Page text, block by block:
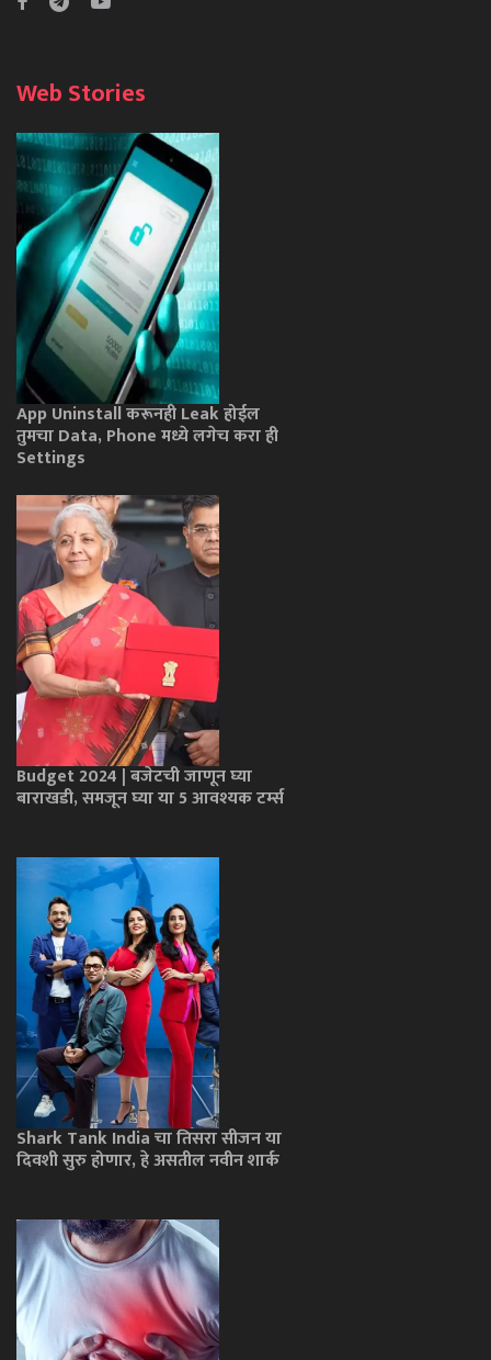
Web Stories
App Uninstall करूनही Leak होईल
तुमचा Data, Phone मध्ये लगेच करा ही
Settings
Budget 2024 | बजेटची जाणून घ्या
बाराखडी, समजून घ्या या 5 आवश्यक टर्म्स
Shark Tank India चा तिसरा सीजन या
दिवशी सुरु होणार, हे असतील नवीन शार्क